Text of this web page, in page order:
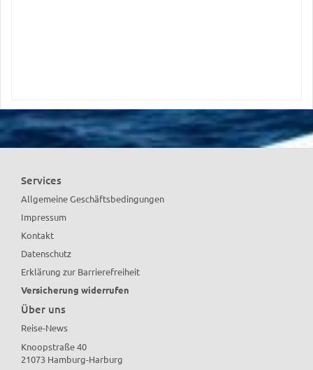
Services
Allgemeine Geschäftsbedingungen
Impressum
Kontakt
Datenschutz
Erklärung zur Barrierefreiheit
Versicherung widerrufen
Über uns
Reise-News
Knoopstraße 40
21073 Hamburg-Harburg